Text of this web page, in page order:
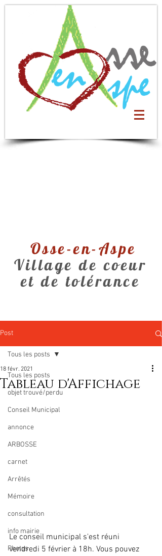
Osse-en-Aspe
Village de coeur
et de tolérance
Post
Tous les posts
objet trouvé/perdu
Conseil Municipal
annonce
ARBOSSE
carnet
Arrêtés
Mémoire
consultation
info mairie
Photos
Tous les posts
Tableau d'Affichage
18 févr. 2021
Le conseil municipal s'est réuni
vendredi 5 février à 18h. Vous pouvez